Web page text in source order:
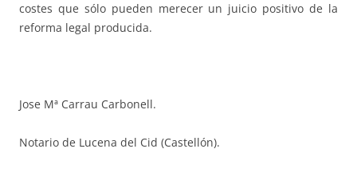
costes que sólo pueden merecer un juicio positivo de la
reforma legal producida.
Jose Mª Carrau Carbonell.
Notario de Lucena del Cid (Castellón).